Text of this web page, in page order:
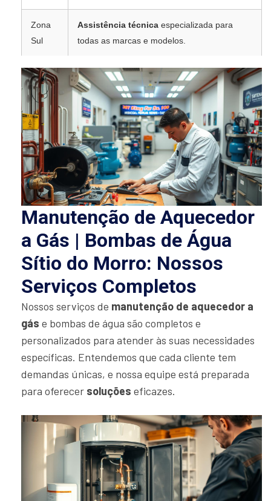
Zona
Sul
Assistência técnica especializada para
todas as marcas e modelos.
Manutenção de Aquecedor
a Gás | Bombas de Água
Sítio do Morro: Nossos
Serviços Completos
Nossos serviços de manutenção de aquecedor a
gás e bombas de água são completos e
personalizados para atender às suas necessidades
específicas. Entendemos que cada cliente tem
demandas únicas, e nossa equipe está preparada
para oferecer soluções eficazes.